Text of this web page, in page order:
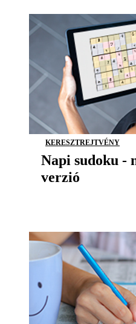
KERESZTREJTVÉNY
Napi sudoku -
verzió